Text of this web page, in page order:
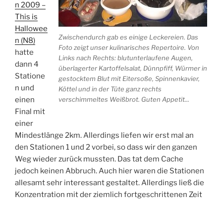
Zwischendurch gab es einige Leckereien. Das
Foto zeigt unser kulinarisches Repertoire. Von
Links nach Rechts: blutunterlaufene Augen,
überlagerter Kartoffelsalat, Dünnpfiff, Würmer in
gestocktem Blut mit Eitersoße, Spinnenkavier,
Köttel und in der Tüte ganz rechts
verschimmeltes Weißbrot. Guten Appetit...
n 2009 –
This is
Hallowee
n (N8)
hatte
dann 4
Statione
n und
einen
Final mit
einer
Mindestlänge 2km. Allerdings liefen wir erst mal an
den Stationen 1 und 2 vorbei, so dass wir den ganzen
Weg wieder zurück mussten. Das tat dem Cache
jedoch keinen Abbruch. Auch hier waren die Stationen
allesamt sehr interessant gestaltet. Allerdings ließ die
Konzentration mit der ziemlich fortgeschrittenen Zeit